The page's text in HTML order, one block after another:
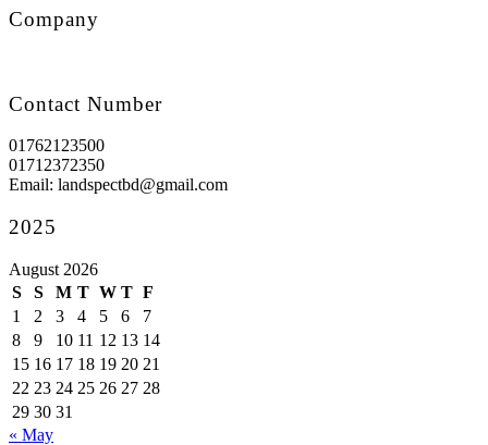
Company
Contact Number
01762123500
01712372350
Email: landspectbd@gmail.com
2025
August 2026
S
S M T W T F
1
2 3 4 5 6
7
8
9 10 11 12 13 14
15 16 17 18 19 20 21
22 23 24 25 26 27 28
29 30 31
« May